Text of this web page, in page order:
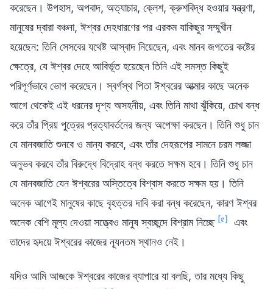
করেছেন। উপহাস, অপবাদ, অত্যাচার, ক্লেশ, ক্রুশবিদ্ধ হওয়ার যন্ত্রণা,
মানুষের দ্বারা বঞ্চনা, ঈশ্বর দেহধারণের পর এরকম যাকিছুর সম্মুখীন
হয়েছেন: তিনি সেসবের যথেষ্ট আস্বাদ নিয়েছেন, এবং মানব জগতের কষ্টের
ক্ষেত্রে, যে ঈশ্বর দেহে আবির্ভূত হয়েছেন তিনি এই সমস্ত কিছুই
পরিপূর্ণভাবে ভোগ করেছেন। স্বর্গস্থ পিতা ঈশ্বরের আত্মার কাছে অনেক
আগে থেকেই এই ধরনের দৃশ্য অসহনীয়, এবং তিনি মাথা ঝুঁকিয়ে, চোখ বন্ধ
করে তাঁর প্রিয় পুত্রের প্রত্যাবর্তনের জন্য অপেক্ষা করছেন। তিনি শুধু চান
যে মানবজাতি শুনবে ও মান্য করবে, এবং তাঁর দেহরূপের সামনে চরম লজ্জা
অনুভব করবে তাঁর বিরুদ্ধে বিদ্রোহ বন্ধ করতে সক্ষম হবে। তিনি শুধু চান
যে মানবজাতি যেন ঈশ্বরের অস্তিত্বে বিশ্বাস করতে সক্ষম হয়। তিনি
অনেক আগেই মানুষের কাছে বৃহত্তর দাবি করা বন্ধ করেছেন, কারণ ঈশ্বর
অনেক বেশি মূল্য দেওয়া সত্ত্বেও মানুষ স্বচ্ছন্দে বিশ্রাম নিচ্ছে [৫]
এবং
তাদের হৃদয়ে ঈশ্বরের কাজের ন্যূনতম স্থানও নেই।
যদিও আমি আজকে ঈশ্বরের কাজের ব্যাপারে যা বলছি, তার মধ্যে কিছু